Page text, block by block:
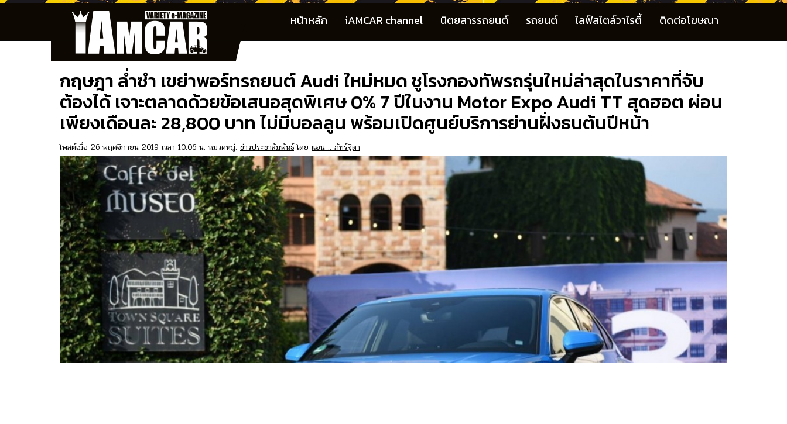
หน้าหลัก iAMCAR channel นิตยสารรถยนต์ รถยนต์ ไลฟ์สไตล์วาไรตี้ ติดต่อโฆษณา
กฤษฎา ล่ำซำ เขย่าพอร์ทรถยนต์ Audi ใหม่หมด ชูโรงกองทัพรถรุ่นใหม่ล่าสุดในราคาที่จับ
ต้องได้ เจาะตลาดด้วยข้อเสนอสุดพิเศษ 0% 7 ปีในงาน Motor Expo Audi TT สุดฮอต ผ่อน
เพียงเดือนละ 28,800 บาท ไม่มีบอลลูน พร้อมเปิดศูนย์บริการย่านฝั่งธนต้นปีหน้า
โพสต์เมื่อ 26 พฤศจิกายน 2019 เวลา 10:06 น. หมวดหมู่: ข่าวประชาสัมพันธ์โดย แอน .. ภัทร์ฐิตา